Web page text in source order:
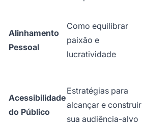
Alinhamento
Pessoal
Como equilibrar
paixão e
lucratividade
Acessibilidade
do Público
Estratégias para
alcançar e construir
sua audiência-alvo